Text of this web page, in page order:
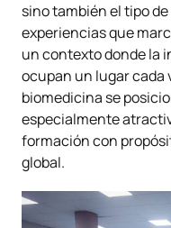
sino también el tipo
experiencias que
un contexto donde la
ocupan un lugar cada
biomedicina se
especialmente
formación con
global.